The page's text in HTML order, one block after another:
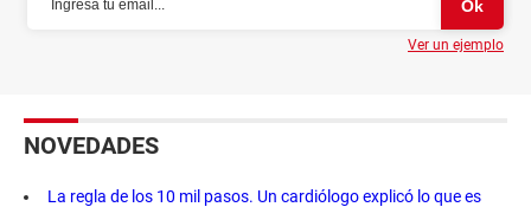
Ver un ejemplo
NOVEDADES
La regla de los 10 mil pasos. Un cardiólogo explicó lo que es